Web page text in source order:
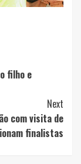
filho e
Next
com visita de
finalistas